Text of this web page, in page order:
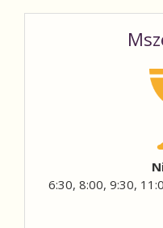
6:30, 8:00, 9:30,